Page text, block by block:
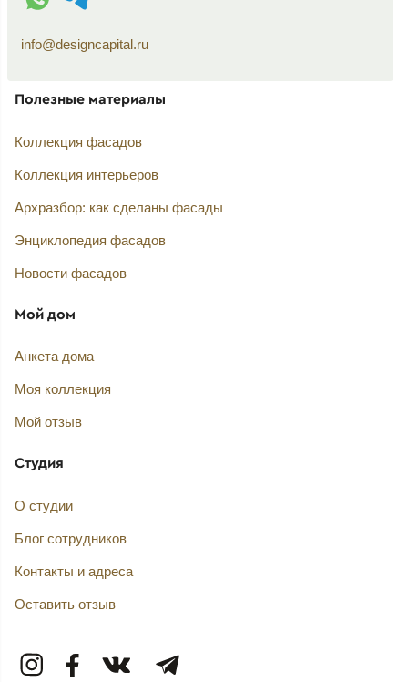
info@designcapital.ru
Полезные материалы
Коллекция фасадов
Коллекция интерьеров
Архразбор: как сделаны фасады
Энциклопедия фасадов
Новости фасадов
Мой дом
Анкета дома
Моя коллекция
Мой отзыв
Студия
О студии
Блог сотрудников
Контакты и адреса
Оставить отзыв